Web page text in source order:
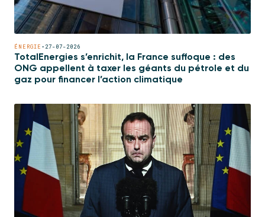
ÉNERGIE • 27-07-2026
TotalEnergies s’enrichit, la France suffoque : des
ONG appellent à taxer les géants du pétrole et du
gaz pour financer l’action climatique